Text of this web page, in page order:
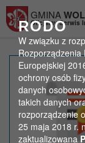
RODO
W związku z
Rozporządzenia
Europejskiej
ochrony osób
danych
takich danych
rozporządzenie
25 maja 2018 r.
zaktualizowana
GMINA
Oficjalny Serwis
Strona główna >